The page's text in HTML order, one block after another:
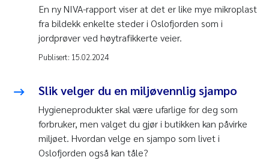
En ny NIVA-rapport viser at det er like mye mikroplast
fra bildekk enkelte steder i Oslofjorden som i
jordprøver ved høytrafikkerte veier.
Publisert: 15.02.2024
Slik velger du en miljøvennlig sjampo
Hygieneprodukter skal være ufarlige for deg som
forbruker, men valget du gjør i butikken kan påvirke
miljøet. Hvordan velge en sjampo som livet i
Oslofjorden også kan tåle?